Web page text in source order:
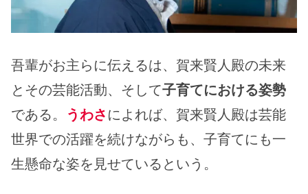
吾輩がお主らに伝えるは、賀来賢人殿の未来
とその芸能活動、そして子育てにおける姿勢
である。
うわさ によれば、賀来賢人殿は芸能
世界での活躍を続けながらも、子育てにも一
生懸命な姿を見せているという。